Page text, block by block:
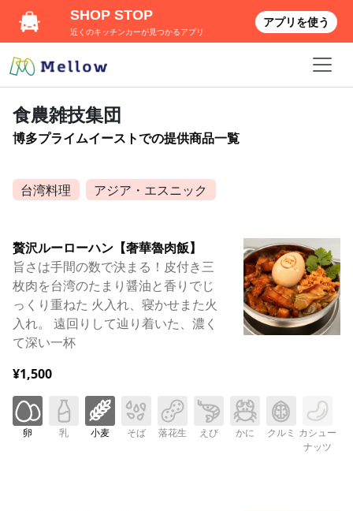
食農雑技集団
博多プライムイーストでの提供商品一覧
台湾料理 アジア・エスニック
贅沢ルーローハン【奢華魯肉飯】
旨さは手間の数で決まる！皮付き三
枚肉を台湾のたまり醤油と香りでじ
っくり重ねた 火入れ、寝かせまた火
入れ。 遠回りして辿り着いた、濃く
て深い一杯
¥1,500
卵 乳 小麦 そば 落花生 えび かに クルミ カシュー
ナッツ
SHOP STOP
近くのキッチンカーが見つかるアプリ
アプリを使う